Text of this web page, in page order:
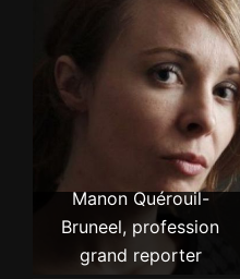
Manon Quérouil-
Bruneel, profession
grand reporter